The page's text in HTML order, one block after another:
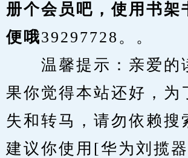
册个会员吧，使用书架
便哦39297728。。
温馨提示：亲爱的
果你觉得本站还好，为
失和转马，请勿依赖搜
建议你使用[华为刘揽